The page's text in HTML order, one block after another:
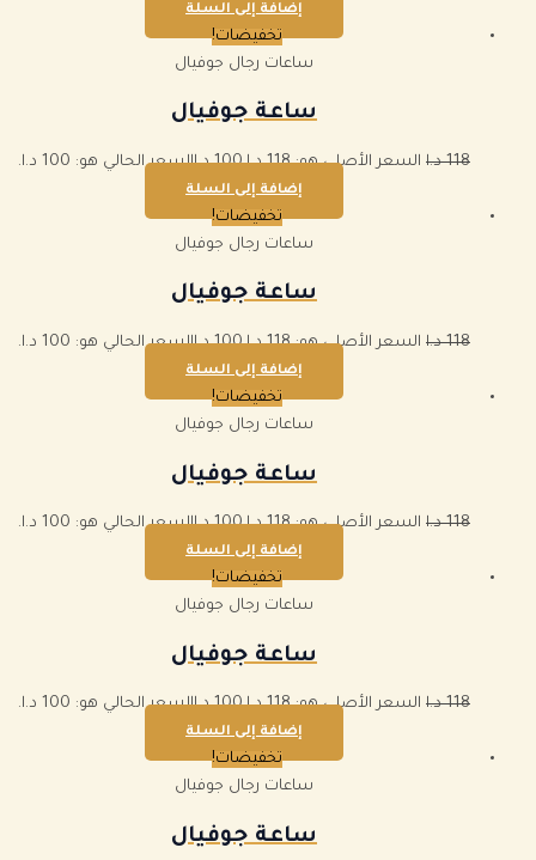
إضافة إلى السلة
تخفيضات!
ساعات رجال جوفيال
ساعة جوفيال
118 د.ا السعر الأصلي هو: 118 د.ا. 100 د.االسعر الحالي هو: 100 د.ا.
إضافة إلى السلة
تخفيضات!
ساعات رجال جوفيال
ساعة جوفيال
118 د.ا السعر الأصلي هو: 118 د.ا. 100 د.االسعر الحالي هو: 100 د.ا.
إضافة إلى السلة
تخفيضات!
ساعات رجال جوفيال
ساعة جوفيال
118 د.ا السعر الأصلي هو: 118 د.ا. 100 د.االسعر الحالي هو: 100 د.ا.
إضافة إلى السلة
تخفيضات!
ساعات رجال جوفيال
ساعة جوفيال
118 د.ا السعر الأصلي هو: 118 د.ا. 100 د.االسعر الحالي هو: 100 د.ا.
إضافة إلى السلة
تخفيضات!
ساعات رجال جوفيال
ساعة جوفيال